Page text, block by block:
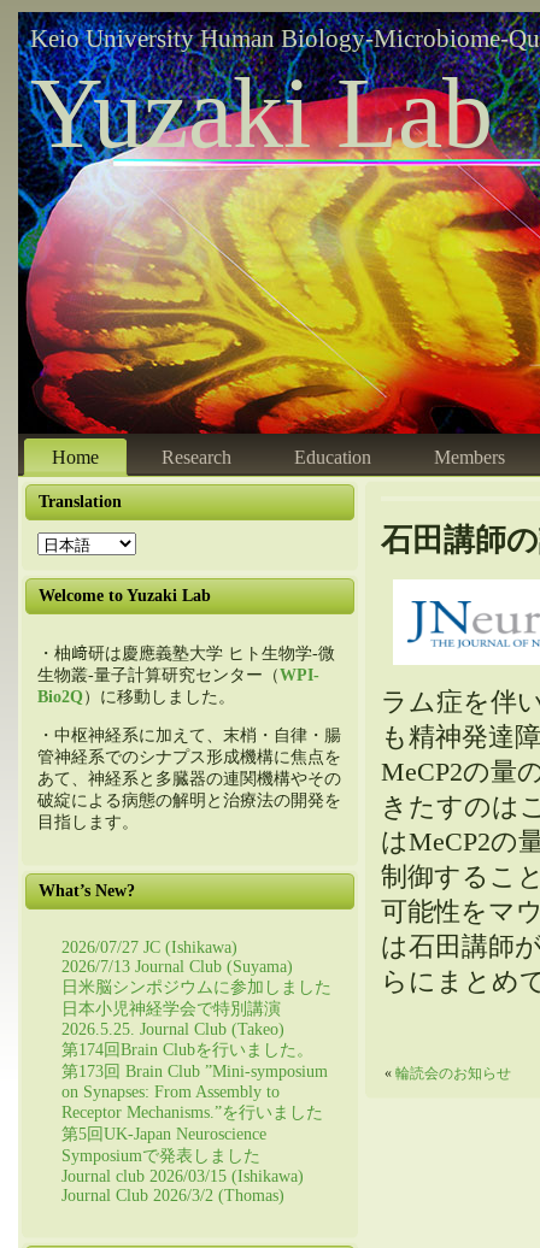
Keio University Human Biology-Microbiome-
Yuzaki Lab
Home Research Education Members
Translation
Welcome to Yuzaki Lab
・柚﨑研は慶應義塾大学 ヒト生物学-微
生物叢-量子計算研究センター（WPI-
Bio2Q）に移動しました。
・中枢神経系に加えて、末梢・自律・腸
管神経系でのシナプス形成機構に焦点を
あて、神経系と多臓器の連関機構やその
破綻による病態の解明と治療法の開発を
目指します。
What’s New?
2026/07/27 JC (Ishikawa)
2026/7/13 Journal Club (Suyama)
日米脳シンポジウムに参加しました
日本小児神経学会で特別講演
2026.5.25. Journal Club (Takeo)
第174回Brain Clubを行いました。
第173回 Brain Club ”Mini-symposium
on Synapses: From Assembly to
Receptor Mechanisms.”を行いました
第5回UK-Japan Neuroscience
Symposiumで発表しました
Journal club 2026/03/15 (Ishikawa)
Journal Club 2026/3/2 (Thomas)
石田講師
ラム症を伴
も精神発達
MeCP2の量
きたすのは
はMeCP2の
制御するこ
可能性をマ
は石田講師
らにまとめ
« 輪読会のお知らせ